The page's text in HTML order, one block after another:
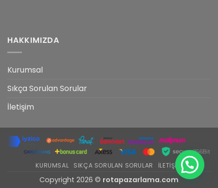
HAKKIMIZDA
Kurumsal
Sıkça Sorulan Sorular
İletişim
KURUMSAL SIKÇA SORULAN SORULAR İLETIŞIM
Copyright 2026 © rotapazarlama.com